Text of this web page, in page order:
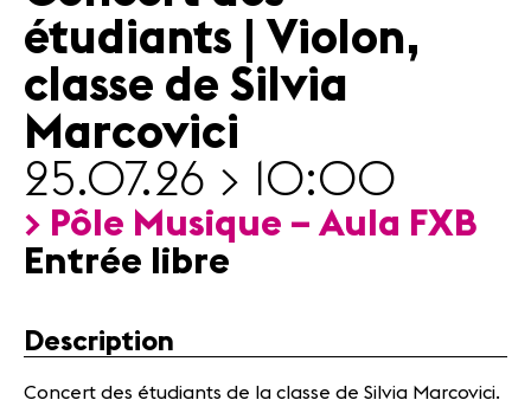
Actualités
Partenaires
Actualités
Concerts
Bénévoles
Médiation
presse
A propos
étudiants | Violon,
classe de Silvia
Marcovici
25.07.26 > 10:00
> Pôle Musique – Aula FXB
Entrée libre
Description
Concert des étudiants de la classe de Silvia Marcovici.